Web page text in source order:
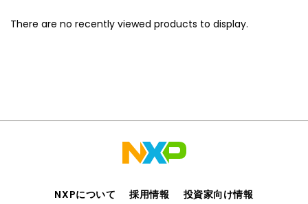
There are no recently viewed products to display.
NXPについて 採用情報 投資家向け情報